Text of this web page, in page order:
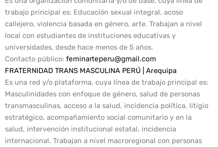
trabajo principal es: Educación sexual integral, acoso
callejero, violencia basada en género, arte. Trabajan a nivel
local con estudiantes de instituciones educativas y
universidades, desde hace menos de 5 años.
Contacto público: feminarteperu@gmail.com
FRATERNIDAD TRANS MASCULINA PERÚ | Arequipa
Es una red y/o plataforma, cuya línea de trabajo principal es:
Masculinidades con enfoque de género, salud de personas
transmasculinas, acceso a la salud, incidencia política, litigio
estratégico, acompañamiento social comunitario y en la
salud, intervención institucional estatal, incidencia
internacional. Trabajan a nivel macroregional con personas